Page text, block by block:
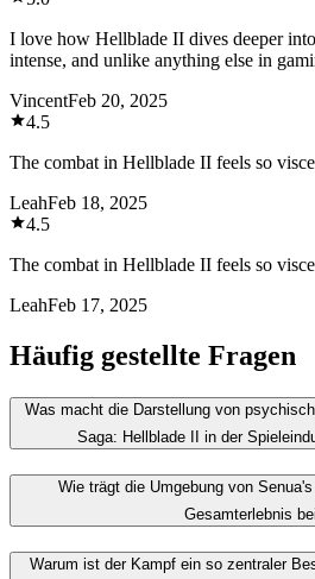
I love how Hellblade II dives deeper into
intense, and unlike anything else in
VincentFeb 20, 2025
4.5
The combat in Hellblade II feels so
LeahFeb 18, 2025
4.5
The combat in Hellblade II feels so
LeahFeb 17, 2025
Häufig gestellte Fragen
Was macht die Darstellung von
Saga: Hellblade II in der
Wie trägt die Umgebung von
Gesamterlebnis
Warum ist der Kampf ein so zentraler